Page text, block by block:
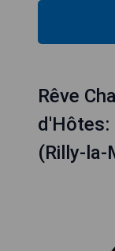
Rêve
d'Hôtes:
(Rilly-la-